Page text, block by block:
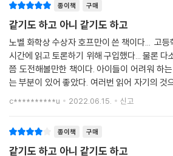
종이책 구매
같기도 하고 아니 같기도 하고
노벨 화학상 수상자 호프만이 쓴 책이다... 고
시간에 읽고 토론하기 위해 구입했다... 물론 다
쯤 도전해볼만한 책이다. 아이들이 어려워 하
는 부분이 있어 좋았다. 여러번 읽어 자기의 것
도움이 될 것 같다. 앞으로 이런 책을 더 많이
c**********u 2022.06.15. 신고
종이책 구매
같기도 하고 아니 같기도 하고